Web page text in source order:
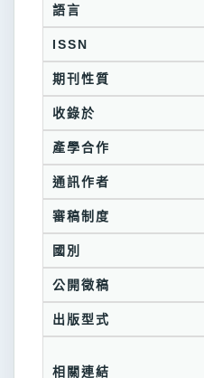
語言
ISSN
期刊性質
收錄於
產學合作
通訊作者
審稿制度
國別
公開徵稿
出版型式
相關連結